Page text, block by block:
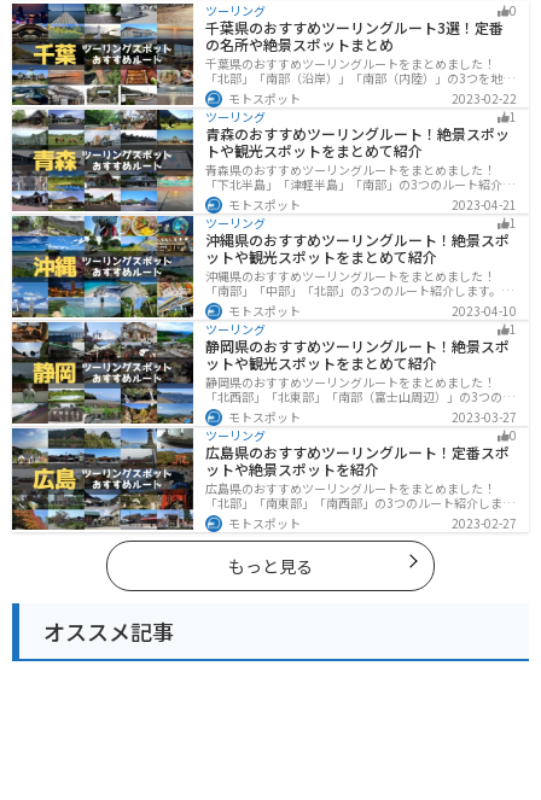
ツーリング 0
千葉県のおすすめツーリングルート3選！定番
の名所や絶景スポットまとめ
千葉県のおすすめツーリングルートをまとめました！
「北部」「南部（沿岸）」「南部（内陸）」の3つを地域
別で紹介します！千葉は首都圏からのアクセスも良く、
海と山どちらも堪能できるのでツーリングには最適な場
所です。
モトスポット
2023-02-22
ツーリング
1
青森のおすすめツーリングルート！絶景スポッ
トや観光スポットをまとめて紹介
青森県のおすすめツーリングルートをまとめました！
「下北半島」「津軽半島」「南部」の3つのルート紹介し
ます。自然に恵まれた風光明媚な景色や歴史文化に触れ
られる観光スポットが多くあります。バイクで青森県に
ツーリングに行く際は参考にしてください。
モトスポット
2023-04-21
ツーリング
1
沖縄県のおすすめツーリングルート！絶景スポ
ットや観光スポットをまとめて紹介
沖縄県のおすすめツーリングルートをまとめました！
「南部」「中部」「北部」の3つのルート紹介します。美
しいビーチや歴史と文化に溢れたスポットが多数あり、
様々な楽しみ方ができます。バイクで沖縄県にツーリン
グに行く際は参考にしてください。
モトスポット
2023-04-10
ツーリング
1
静岡県のおすすめツーリングルート！絶景スポ
ットや観光スポットをまとめて紹介
静岡県のおすすめツーリングルートをまとめました！
「北西部」「北東部」「南部（富士山周辺）」の3つのル
ート紹介します。富士山を中心に自然豊かな景色や食事
を楽しめるスポットが多数あります。バイクで静岡県に
ツーリングに行く際は参考にしてください。
モトスポット
2023-03-27
ツーリング
0
広島県のおすすめツーリングルート！定番スポ
ットや絶景スポットを紹介
広島県のおすすめツーリングルートをまとめました！
「北部」「南東部」「南西部」の3つのルート紹介しま
す。自然豊かな山と海だけでなく、歴史的価値のある建
造物も多数あるので、飽きることなくツーリングを堪能
できます。バイクで広島県にツーリングに行く際は参考
にしてください。
モトスポット 2023-02-27
もっと見る
オススメ記事